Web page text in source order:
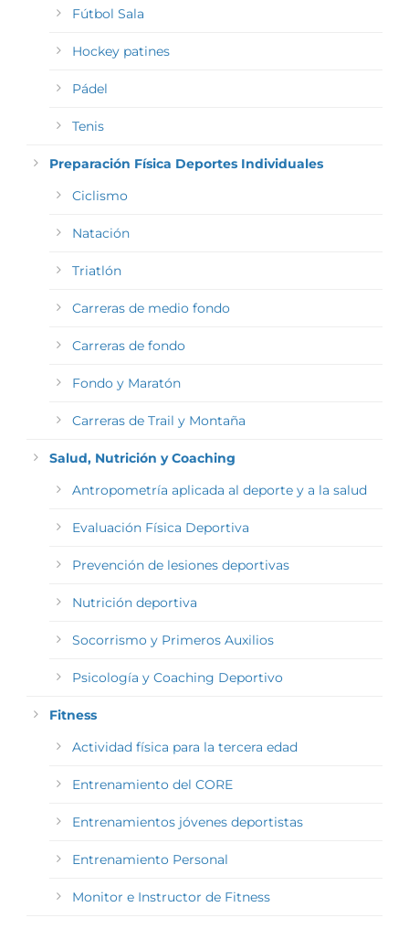
Fútbol Sala
Hockey patines
Pádel
Tenis
Preparación Física Deportes Individuales
Ciclismo
Natación
Triatlón
Carreras de medio fondo
Carreras de fondo
Fondo y Maratón
Carreras de Trail y Montaña
Salud, Nutrición y Coaching
Antropometría aplicada al deporte y a la salud
Evaluación Física Deportiva
Prevención de lesiones deportivas
Nutrición deportiva
Socorrismo y Primeros Auxilios
Psicología y Coaching Deportivo
Fitness
Actividad física para la tercera edad
Entrenamiento del CORE
Entrenamientos jóvenes deportistas
Entrenamiento Personal
Monitor e Instructor de Fitness